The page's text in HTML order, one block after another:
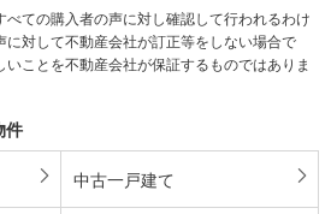
ての購入者の声に対し確認して行われるわけ
対して不動産会社が訂正等をしない場合で
ことを不動産会社が保証するものではありま
件
中古一戸建て